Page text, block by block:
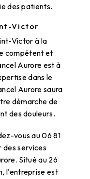
des patients.
Victor
Victor à la
compétent et
Aurore est à
dans le
Aurore saura
démarche de
des douleurs.
vous au 06 81
des services
Situé au 26
l'entreprise est